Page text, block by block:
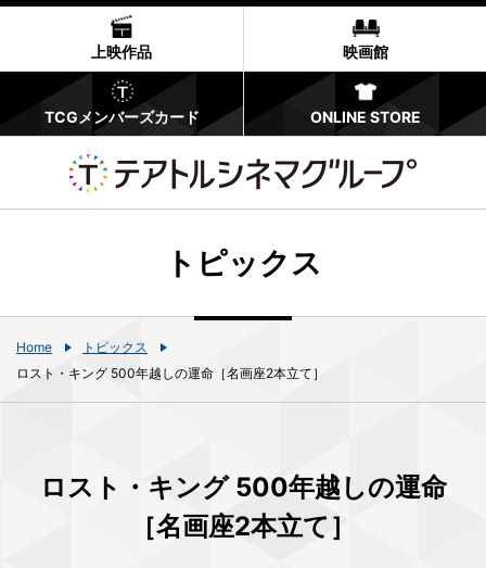
上映作品 映画館
TCGメンバーズカード ONLINE STORE
トピックス
Home
トピックス
ロスト・キング 500年越しの運命［名画座2本立て］
ロスト・キング 500年越しの運命
［名画座2本立て］